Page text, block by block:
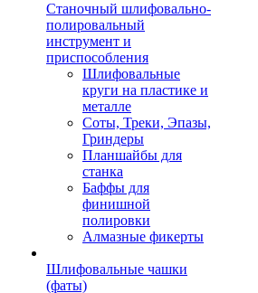
Станочный шлифовально-
полировальный
инструмент и
приспособления
Шлифовальные
круги на пластике и
металле
Соты, Треки, Эпазы,
Гриндеры
Планшайбы для
станка
Баффы для
финишной
полировки
Алмазные фикерты
Шлифовальные чашки
(фаты)